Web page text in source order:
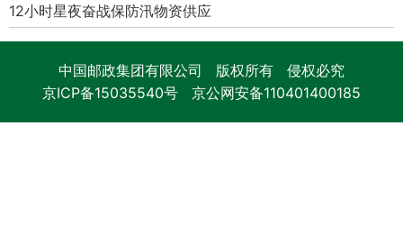
12小时星夜奋战保防汛物资供应
中国邮政集团有限公司 版权所有 侵权必究
京ICP备15035540号 京公网安备110401400185